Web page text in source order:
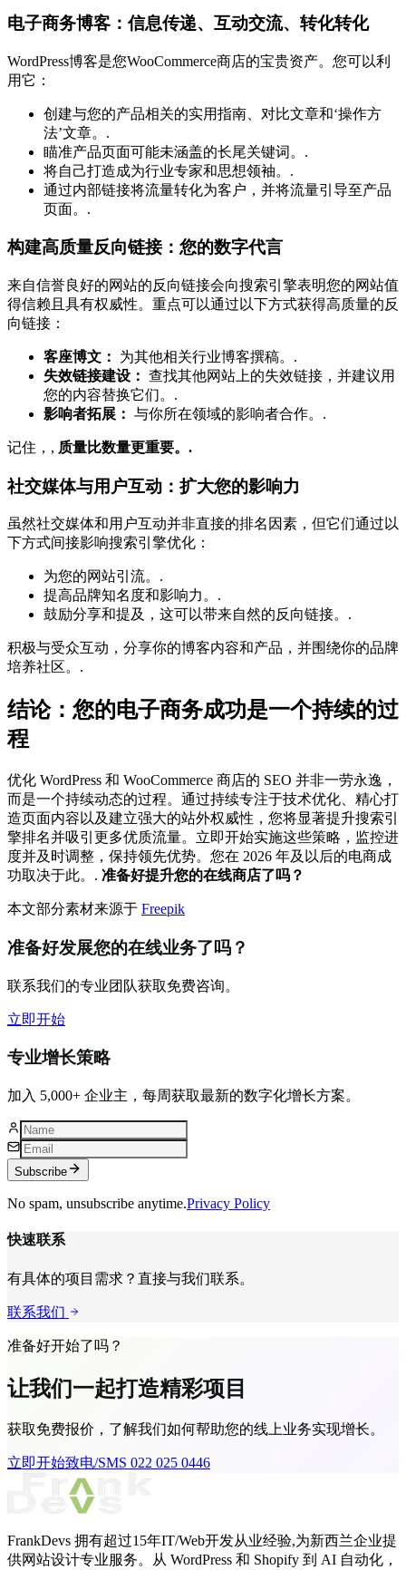
电子商务博客：信息传递、互动交流、转化转化
WordPress博客是您WooCommerce商店的宝贵资产。您可以利
用它：
创建与您的产品相关的实用指南、对比文章和‘操作方
法’文章。.
瞄准产品页面可能未涵盖的长尾关键词。.
将自己打造成为行业专家和思想领袖。.
通过内部链接将流量转化为客户，并将流量引导至产品
页面。.
构建高质量反向链接：您的数字代言
来自信誉良好的网站的反向链接会向搜索引擎表明您的网站值
得信赖且具有权威性。重点可以通过以下方式获得高质量的反
向链接：
客座博文：
为其他相关行业博客撰稿。.
失效链接建设： 查找其他网站上的失效链接，并建议用
您的内容替换它们。.
影响者拓展： 与你所在领域的影响者合作。.
记住，, 质量比数量更重要。.
社交媒体与用户互动：扩大您的影响力
虽然社交媒体和用户互动并非直接的排名因素，但它们通过以
下方式间接影响搜索引擎优化：
为您的网站引流。.
提高品牌知名度和影响力。.
鼓励分享和提及，这可以带来自然的反向链接。.
积极与受众互动，分享你的博客内容和产品，并围绕你的品牌
培养社区。.
结论：您的电子商务成功是一个持续的过
程
优化 WordPress 和 WooCommerce 商店的 SEO 并非一劳永逸，
而是一个持续动态的过程。通过持续专注于技术优化、精心打
造页面内容以及建立强大的站外权威性，您将显著提升搜索引
擎排名并吸引更多优质流量。立即开始实施这些策略，监控进
度并及时调整，保持领先优势。您在 2026 年及以后的电商成
功取决于此。. 准备好提升您的在线商店了吗？
本文部分素材来源于 Freepik
准备好发展您的在线业务了吗？
联系我们的专业团队获取免费咨询。
立即开始
专业增长策略
加入 5,000+ 企业主，每周获取最新的数字化增长方案。
Subscribe
No spam, unsubscribe anytime.Privacy Policy
快速联系
有具体的项目需求？直接与我们联系。
联系我们
准备好开始了吗？
让我们一起打造精彩项目
获取免费报价，了解我们如何帮助您的线上业务实现增长。
立即开始致电/SMS 022 025 0446
FrankDevs 拥有超过15年IT/Web开发从业经验,为新西兰企业提
供网站设计专业服务。从 WordPress 和 Shopify 到 AI 自动化，